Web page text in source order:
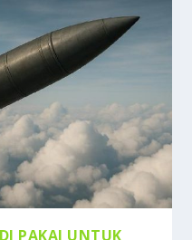
PAKAI UNTUK